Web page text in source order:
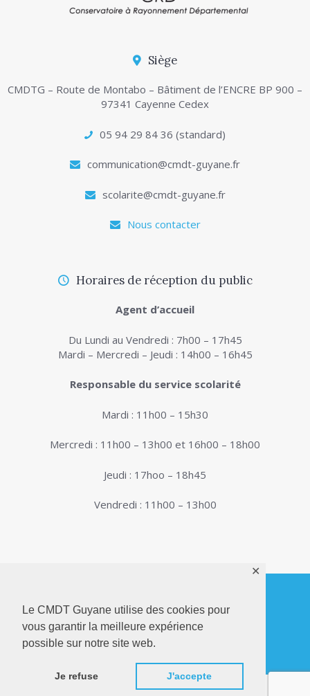
Le CMDT Guyane utilise des cookies pour
vous garantir la meilleure expérience
possible sur notre site web.
Je refuse J'accepte
✕
Siège
CMDTG – Route de Montabo – Bâtiment de l’ENCRE BP 900 –
97341 Cayenne Cedex
05 94 29 84 36 (standard)
communication@cmdt-guyane.fr
scolarite@cmdt-guyane.fr
Nous contacter
Horaires de réception du public
Agent d’accueil
Du Lundi au Vendredi : 7h00 – 17h45
Mardi – Mercredi – Jeudi : 14h00 – 16h45
Responsable du service scolarité
Mardi : 11h00 – 15h30
Mercredi : 11h00 – 13h00 et 16h00 – 18h00
Jeudi : 17hoo – 18h45
Vendredi : 11h00 – 13h00
© 2026. Conservatoire de Musique, Danse et
Théâtre de Guyane . Tous droits réservés - Site